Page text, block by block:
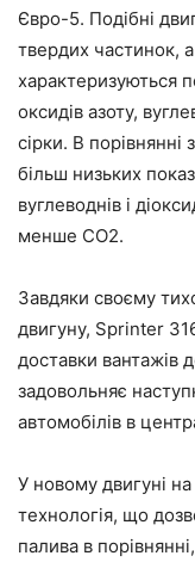
Євро-5. Подібні
твердих частинок, а
характеризуються
оксидів азоту,
сірки. В
більш низьких
вуглеводнів і
менше CO2.
Завдяки своєму
двигуну, Sprinter
доставки вантажів
задовольняє
автомобілів в
У новому двигуні
технологія, що
палива в